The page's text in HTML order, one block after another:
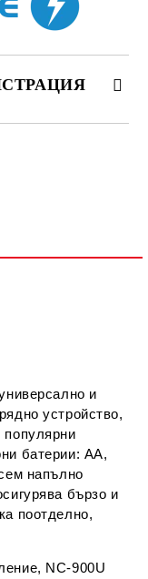
ден.
и
устройство,
популярни
батерии: AA,
напълно
бързо и
поотделно,
, NC-900U